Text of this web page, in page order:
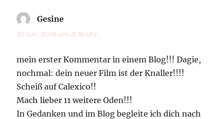
Gesine
30 Juli, 2008 um 21:16 Uhr
mein erster Kommentar in einem Blog!!! Dagie,
nochmal: dein neuer Film ist der Knaller!!!!
Scheiß auf Calexico!!
Mach lieber 11 weitere Oden!!!
In Gedanken und im Blog begleite ich dich nach